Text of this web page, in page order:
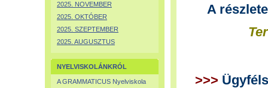
2025. NOVEMBER
2025. OKTÓBER
2025. SZEPTEMBER
2025. AUGUSZTUS
NYELVISKOLÁNKRÓL
A GRAMMATICUS Nyelviskola
A
>>>